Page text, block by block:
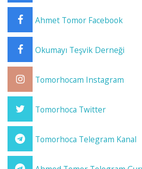
Ahmet Tomor Facebook
Okumayı Teşvik Derneği
Tomorhocam Instagram
Tomorhoca Twitter
Tomorhoca Telegram Kanal